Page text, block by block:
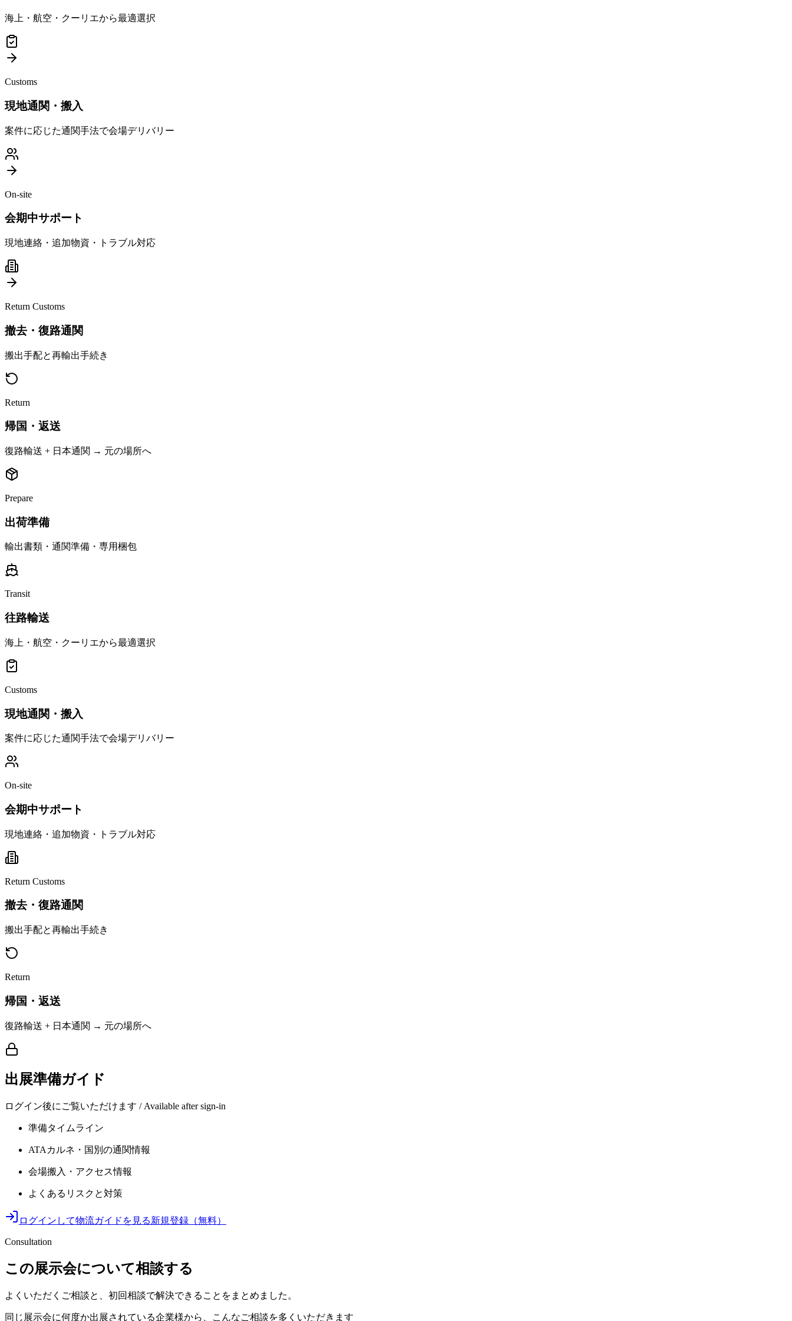
海上・航空・クーリエから最適選択
Customs
現地通関・搬入
案件に応じた通関手法で会場デリバリー
On-site
会期中サポート
現地連絡・追加物資・トラブル対応
Return Customs
撤去・復路通関
搬出手配と再輸出手続き
Return
帰国・返送
復路輸送 + 日本通関 → 元の場所へ
Prepare
出荷準備
輸出書類・通関準備・専用梱包
Transit
往路輸送
海上・航空・クーリエから最適選択
Customs
現地通関・搬入
案件に応じた通関手法で会場デリバリー
On-site
会期中サポート
現地連絡・追加物資・トラブル対応
Return Customs
撤去・復路通関
搬出手配と再輸出手続き
Return
帰国・返送
復路輸送 + 日本通関 → 元の場所へ
出展準備ガイド
ログイン後にご覧いただけます / Available after sign-in
準備タイムライン
ATAカルネ・国別の通関情報
会場搬入・アクセス情報
よくあるリスクと対策
ログインして物流ガイドを見る新規登録（無料）
Consultation
この展示会について相談する
よくいただくご相談と、初回相談で解決できることをまとめました。
同じ展示会に何度か出展されている企業様から、こんなご相談を多くいただきます